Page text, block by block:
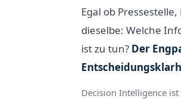
Egal ob
dieselbe: Welche
ist zu tun? Der
Decision Intelligence